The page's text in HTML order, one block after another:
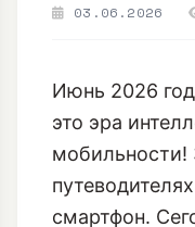
03.06.2026
Июнь 2026